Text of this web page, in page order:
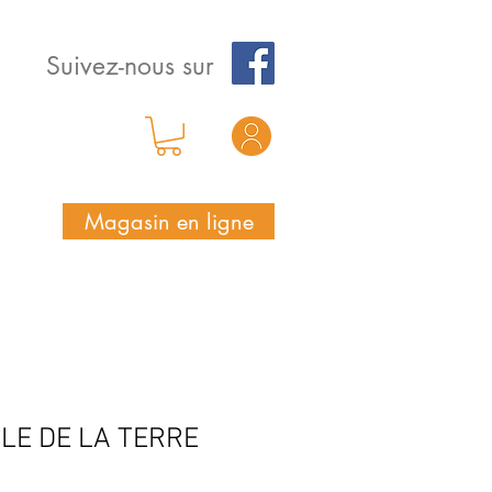
Suivez-nous sur
Magasin en ligne
DE LA TERRE